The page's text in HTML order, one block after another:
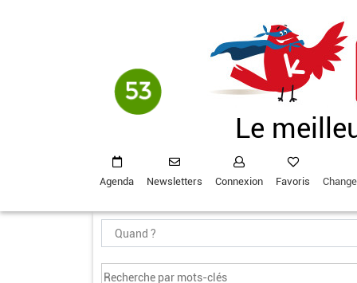
Le
Agenda Newsletters Connexion Favoris